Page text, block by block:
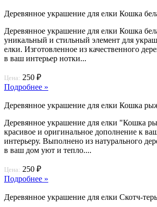
Деревянное украшение для елки Кошка
Деревянное украшение для елки Кошка
уникальный и стильный элемент для
елки. Изготовленное из качественного
в ваш интерьер нотки...
Цена: 250 ₽
Подробнее »
Деревянное украшение для елки Кошка
Деревянное украшение для елки "Кошка
красивое и оригинальное дополнение к
интерьеру. Выполнено из натурального
в ваш дом уют и тепло....
Цена: 250 ₽
Подробнее »
Деревянное украшение для елки Скотч-